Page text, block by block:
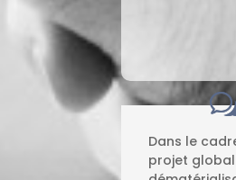
Dans le
projet